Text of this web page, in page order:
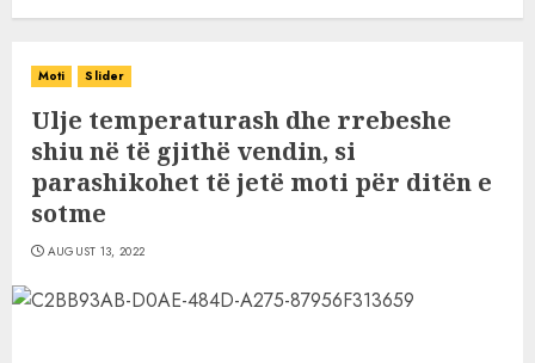
Moti Slider
Ulje temperaturash dhe rrebeshe
shiu në të gjithë vendin, si
parashikohet të jetë moti për ditën e
sotme
AUGUST 13, 2022